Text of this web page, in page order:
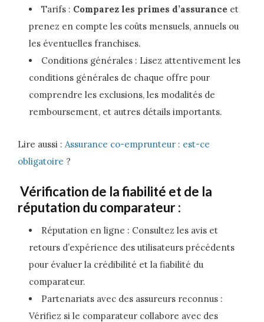
Tarifs : Comparez les primes d’assuranceet
prenez en compte les coûts mensuels, annuels ou
les éventuelles franchises.
Conditions générales : Lisez attentivement les
conditions générales de chaque offre pour
comprendre les exclusions, les modalités de
remboursement, et autres détails importants.
Lire aussi : Assurance co-emprunteur : est-ce
obligatoire ?
Vérification de la fiabilité et de la
réputation du comparateur :
Réputation en ligne : Consultez les avis et
retours d’expérience des utilisateurs précédents
pour évaluer la crédibilité et la fiabilité du
comparateur.
Partenariats avec des assureurs reconnus :
Vérifiez si le comparateur collabore avec des